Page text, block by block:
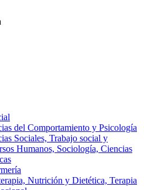
del Comportamiento y Psicología
Sociales, Trabajo social y
Humanos, Sociología, Ciencias
Nutrición y Dietética, Terapia